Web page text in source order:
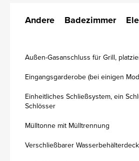
Andere Badezimmer
Außen-Gasanschluss für Grill,
Eingangsgarderobe (bei einigen
Einheitliches Schließsystem, ein
Schlösser
Mülltonne mit Mülltrennung
Verschließbarer